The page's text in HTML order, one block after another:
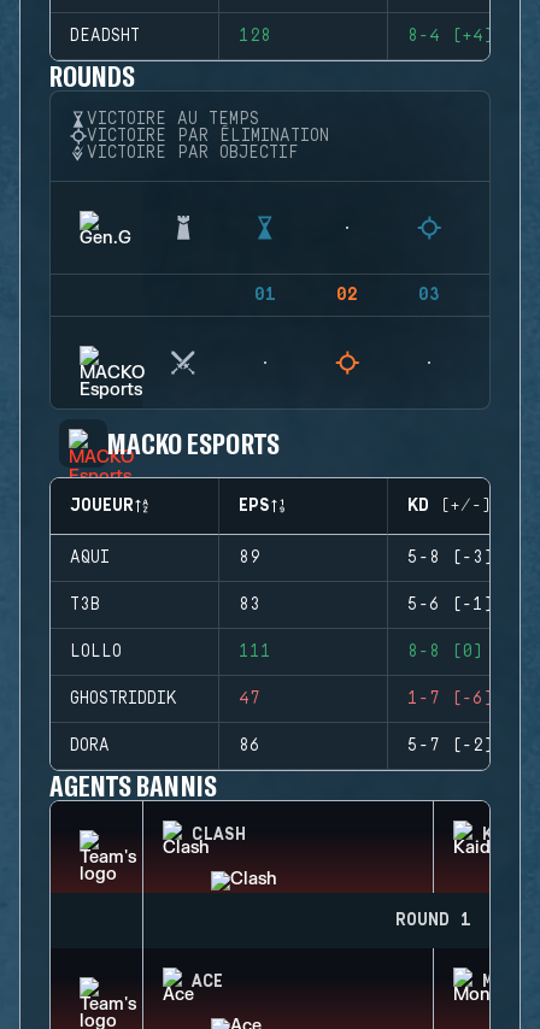
DEADSHT 128 8-4 (+4)
ROUNDS
VICTOIRE AU TEMPS
VICTOIRE PAR ÉLIMINATION
VICTOIRE PAR OBJECTIF
01 02 03
MACKO ESPORTS
JOUEUR EPS KD (+/-)
AQUI 89 5-8 (-3)
T3B 83 5-6 (-1)
LOLLO 111 8-8 (0)
GHOSTRIDDIK 47 1-7 (-6)
DORA 86 5-7 (-2)
AGENTS BANNIS
CLASH KAID
ROUND 1
ACE